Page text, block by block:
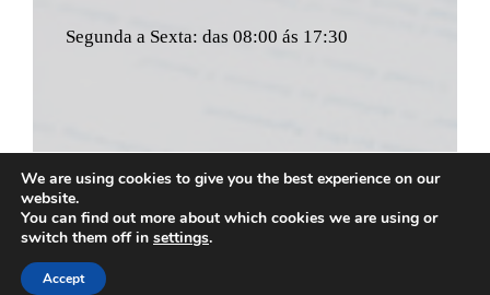
Segunda a Sexta: das 08:00 ás 17:30
COPYRIGHT 2022 BANCO XCMG, ALL RIGHT
RESERVED
We are using cookies to give you the best experience on our
website.
You can find out more about which cookies we are using or
switch them off in settings.
Accept